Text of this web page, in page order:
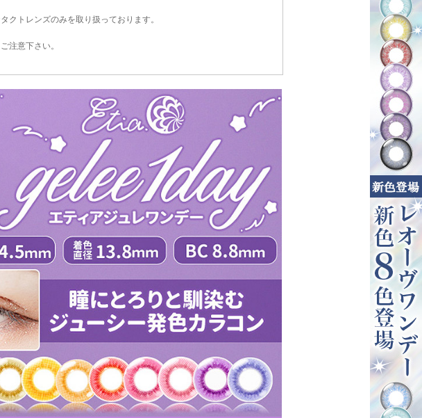
クトレンズのみを取り扱っております。
注意下さい。